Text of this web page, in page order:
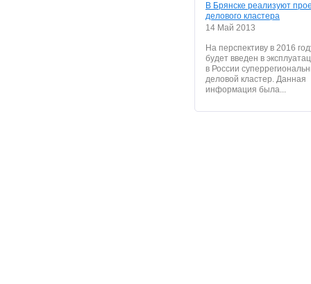
В Брянске реализуют
делового кластера
14 Май 2013
На перспективу в 2016
будет введен в
в России
деловой кластер. Данная
информация была...